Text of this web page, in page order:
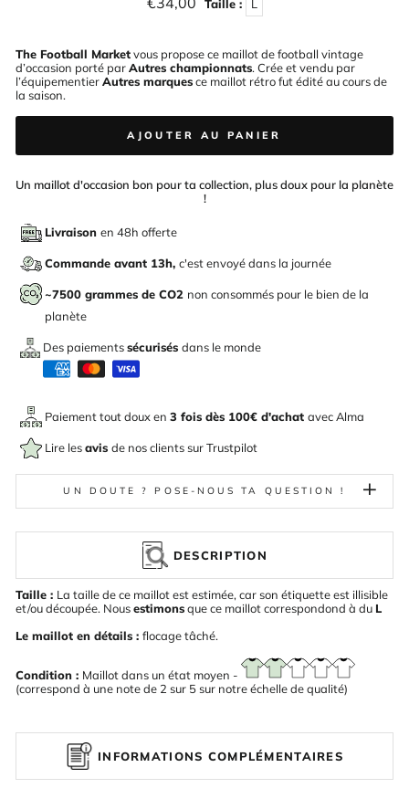
régulier
Taille : L
The Football Marketvous propose ce maillot de football vintage
d’occasion porté parAutres championnats. Crée et vendu par
l’équipementierAutres marquesce maillot rétro fut édité au cours de
la saison.
AJOUTER AU PANIER
Un maillot d'occasion bon pour ta collection, plus doux pour la planète
!
Livraison en 48h offerte
Commande avant 13h, c'est envoyé dans la journée
~7500 grammes de CO2 non consommés pour le bien de la
planète
Des paiementssécurisés dans le monde
Paiement tout doux en 3 fois dès 100€ d'achat avecAlma
Lire lesavis de nos clients sur Trustpilot
UN DOUTE ? POSE-NOUS TA QUESTION !
DESCRIPTION
Taille : La taille de ce maillot est estimée, car son étiquette est illisible
et/ou découpée. Nousestimonsque ce maillot correspondond à du L
Le maillot en détails : flocage tâché.
Condition : Maillot dans un état moyen -
(correspond à une note de 2 sur 5 sur notre échelle de qualité)
INFORMATIONS COMPLÉMENTAIRES